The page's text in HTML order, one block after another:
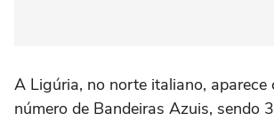
A Ligúria, no norte italiano, aparece
número de Bandeiras Azuis, sendo